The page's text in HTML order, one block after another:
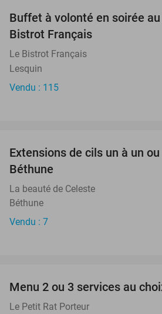
Buffet à volonté en soirée
Bistrot Français
Le Bistrot Français
Lesquin
Vendu : 115
Extensions de cils un à un
Béthune
La beauté de Celeste
Béthune
Vendu : 7
Menu 2 ou 3 services au
Le Petit Rat Porteur